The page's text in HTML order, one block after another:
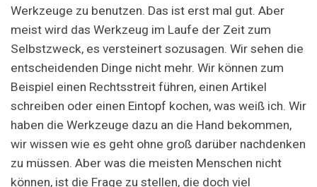
Werkzeuge zu benutzen. Das ist erst mal gut. Aber
meist wird das Werkzeug im Laufe der Zeit zum
Selbstzweck, es versteinert sozusagen. Wir sehen die
entscheidenden Dinge nicht mehr. Wir können zum
Beispiel einen Rechtsstreit führen, einen Artikel
schreiben oder einen Eintopf kochen, was weiß ich. Wir
haben die Werkzeuge dazu an die Hand bekommen,
wir wissen wie es geht ohne groß darüber nachdenken
zu müssen. Aber was die meisten Menschen nicht
können, ist die Frage zu stellen, die doch viel